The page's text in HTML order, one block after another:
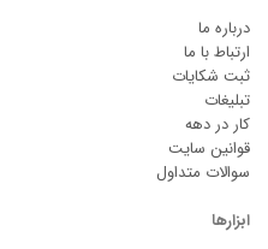
درباره ما
ارتباط با ما
ثبت شکایات
تبلیغات
کار در دهه
قوانین سایت
سوالات متداول
ابزارها